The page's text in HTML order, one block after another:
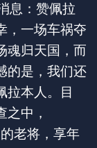
息：赞佩拉
，一场车祸夺
魂归天国，而
的是，我们还
拉本人。目
中，
老将，享年